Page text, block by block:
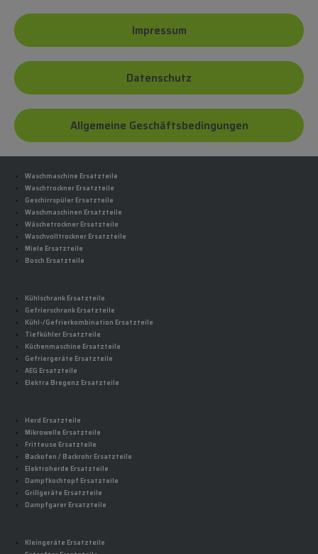
Impressum
Datenschutz
Allgemeine Geschäftsbedingungen
Waschmaschine Ersatzteile
Waschtrockner Ersatzteile
Geschirrspüler Ersatzteile
Waschmaschinen Ersatzteile
Wäschetrockner Ersatzteile
Waschvolltrockner Ersatzteile
Miele Ersatzteile
Bosch Ersatzteile
Kühlschrank Ersatzteile
Gefrierschrank Ersatzteile
Kühl-/Gefrierkombination Ersatzteile
Tiefkühler Ersatzteile
Küchenmaschine Ersatzteile
Gefriergeräte Ersatzteile
AEG Ersatzteile
Elektra Bregenz Ersatzteile
Herd Ersatzteile
Mikrowelle Ersatzteile
Fritteuse Ersatzteile
Backofen / Backrohr Ersatzteile
Elektroherde Ersatzteile
Dampfkochtopf Ersatzteile
Grillgeräte Ersatzteile
Dampfgarer Ersatzteile
Kleingeräte Ersatzteile